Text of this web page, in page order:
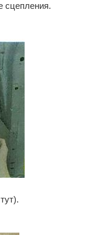
сцепления.